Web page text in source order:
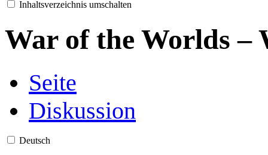
Inhaltsverzeichnis umschalten
War of the Worlds –
Seite
Diskussion
Deutsch